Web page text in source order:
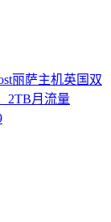
丽萨主机英国双
2TB月流量